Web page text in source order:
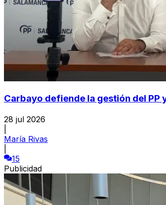
Carbayo defiende la gestión del
28 jul 2026
María Rivas
15
Publicidad